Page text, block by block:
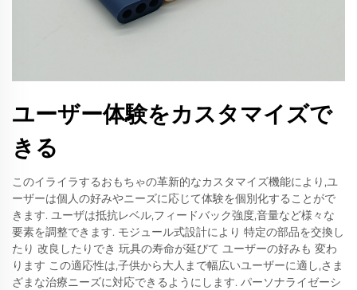
ユーザー体験をカスタマイズで
きる
このイライラするおもちゃの革新的なカスタマイズ機能により,ユ
ーザーは個人の好みやニーズに応じて体験を個別化することがで
きます. ユーザは抵抗レベル,フィードバック強度,音量など様々な
要素を調整できます. モジュール式設計により 特定の部品を交換し
たり 改良したりでき 玩具の寿命が延びて ユーザーの好みも 変わ
ります この適応性は,子供から大人まで幅広いユーザーに適し,さま
ざまな治療ニーズに対応できるようにします. パーソナライゼーシ